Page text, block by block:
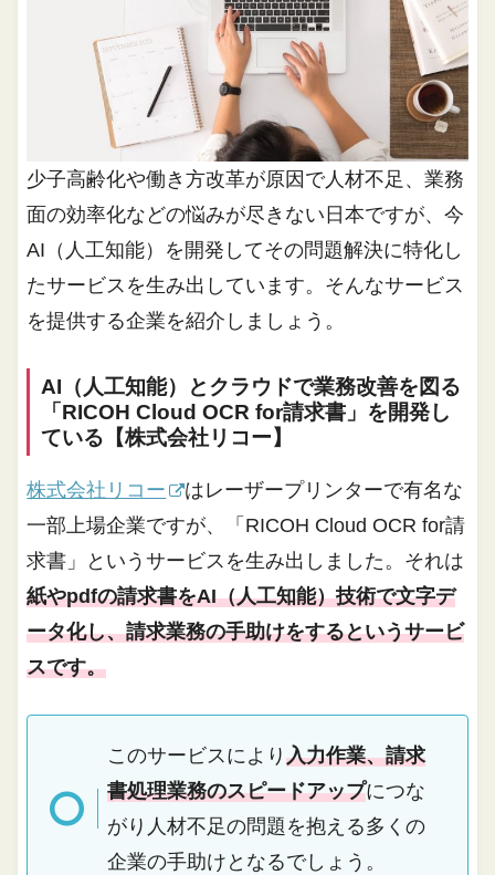
少子高齢化や働き方改革が原因で人材不足、業務
面の効率化などの悩みが尽きない日本ですが、今
AI（人工知能）を開発してその問題解決に特化し
たサービスを生み出しています。そんなサービス
を提供する企業を紹介しましょう。
AI（人工知能）とクラウドで業務改善を図る
「RICOH Cloud OCR for請求書」を開発し
ている【株式会社リコー】
株式会社リコー
はレーザープリンターで有名な
一部上場企業ですが、「RICOH Cloud OCR for請
求書」というサービスを生み出しました。それは
紙やpdfの請求書をAI（人工知能）技術で文字デ
ータ化し、請求業務の手助けをするというサービ
スです。
このサービスにより入力作業、請求
書処理業務のスピードアップにつな
がり人材不足の問題を抱える多くの
企業の手助けとなるでしょう。